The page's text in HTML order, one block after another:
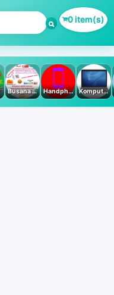
0 item(s)
Busana Muslim Handphone & Tablet Komputer PC & Laptop